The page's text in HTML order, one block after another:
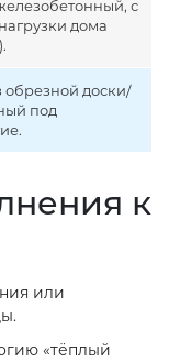
с
дома
обрезной доски/
под
к
или
«тёплый